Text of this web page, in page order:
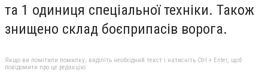
та 1 одиниця спеціальної техніки. Також
знищено склад боєприпасів ворога.
Якщо ви помітили помилку, виділіть необхідний текст і натисніть Ctrl + Enter, щоб
повідомити про це редакцію